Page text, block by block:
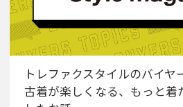
トレファクスタイルのバイヤ
古着が楽しくなる、もっと着